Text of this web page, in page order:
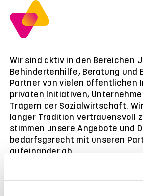
Wir sind aktiv in den Bereichen
Behindertenhilfe, Beratung und
Partner von vielen öffentlichen
privaten Initiativen,
Trägern der Sozialwirtschaft.
langer Tradition vertrauensvoll
stimmen unsere Angebote und
bedarfsgerecht mit unseren
aufeinander ab.